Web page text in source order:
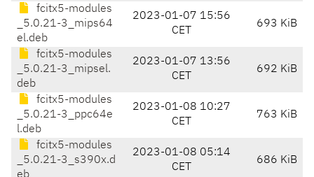
fcitx5-modules
_5.0.21-3_mips64
el.deb
2023-01-07 15:56
CET
693 KiB
fcitx5-modules
_5.0.21-3_mipsel.
deb
2023-01-07 13:56
CET
692 KiB
fcitx5-modules
_5.0.21-3_ppc64e
l.deb
2023-01-08 10:27
CET
763 KiB
fcitx5-modules
_5.0.21-3_s390x.d
2023-01-08 05:14
CET
686 KiB